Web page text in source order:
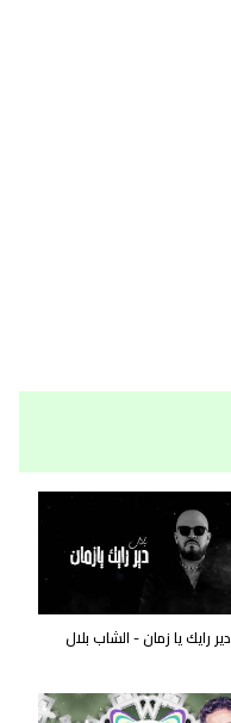
دير رايك يا زمان - الشاب بلال